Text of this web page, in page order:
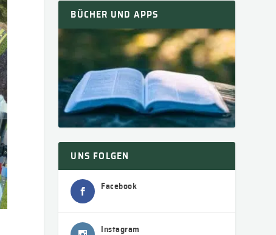
BÜCHER UND APPS
UNS FOLGEN
Facebook
Instagram